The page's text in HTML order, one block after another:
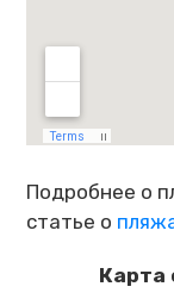
Подробнее о
статье о
Карта